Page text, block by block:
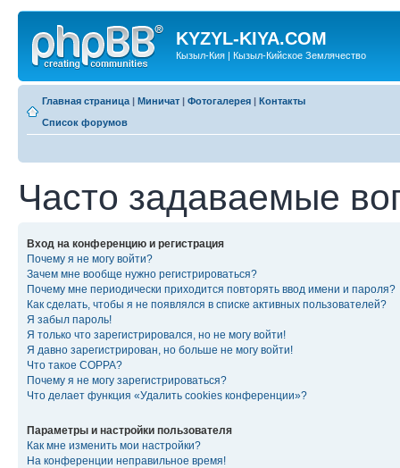
KYZYL-KIYA.COM
Кызыл-Кия | Кызыл-Кийское Землячество
Главная страница | Миничат | Фотогалерея | Контакты
Список форумов
Часто задаваемые
Вход на конференцию и регистрация
Почему я не могу войти?
Зачем мне вообще нужно регистрироваться?
Почему мне периодически приходится повторять ввод имени и пароля?
Как сделать, чтобы я не появлялся в списке активных пользователей?
Я забыл пароль!
Я только что зарегистрировался, но не могу войти!
Я давно зарегистрирован, но больше не могу войти!
Что такое COPPA?
Почему я не могу зарегистрироваться?
Что делает функция «Удалить cookies конференции»?
Параметры и настройки пользователя
Как мне изменить мои настройки?
На конференции неправильное время!